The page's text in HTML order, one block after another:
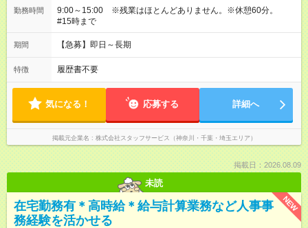
勤務時間
9:00～15:00 ※残業はほとんどありません。※休憩60分。
#15時まで
期間 【急募】即日～長期
特徴 履歴書不要
気になる！ 応募する 詳細へ
掲載元企業名 株式会社スタッフサービス（神奈川・千葉・埼玉エリア）
掲載日：2026.08.09
未読
NEW
在宅勤務有＊高時給＊給与計算業務など人事事
務経験を活かせる